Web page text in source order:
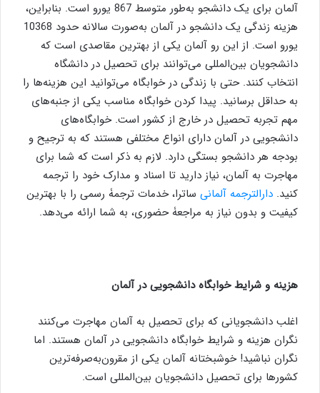
آلمان برای یک دانشجو به‌طور متوسط 867 یورو است. بنابراین،
هزینه زندگی یک دانشجو در آلمان به‌صورت سالانه حدود 10368
یورو است. از این رو آلمان یکی از بهترین مقاصدی است که
دانشجویان بین‌المللی می‌توانند برای تحصیل در دانشگاه
انتخاب کنند. حتی با زندگی در خوابگاه می‌توانید این هزینه‌ها را
به حداقل برسانید. پیدا کردن خوابگاه مناسب یکی از جنبه‌های
مهم تجربه تحصیل در خارج از کشور است. خوابگاه‌های
دانشجویی در آلمان دارای انواع مختلفی هستند که به ترجیح و
بودجه هر دانشجو بستگی دارد. لازم به ذکر است که شما برای
مهاجرت به آلمان، نیاز دارید تا اسناد و مدارک خود را ترجمه
کنید. دارالترجمه آلمانی ساترا، خدمات ترجمۀ رسمی را با بهترین
کیفیت و بدون نیاز به مراجعۀ حضوری، به شما ارائه می‌دهد.
هزینه و شرایط خوابگاه دانشجویی در آلمان
اغلب دانشجویانی که برای تحصیل به آلمان مهاجرت می‌کنند
نگران هزینه و شرایط خوابگاه دانشجویی در آلمان هستند. اما
نگران نباشید! خوشبختانه آلمان یکی از مقرون‌به‌صرفه‌ترین
کشورها برای تحصیل دانشجویان بین‌المللی است.